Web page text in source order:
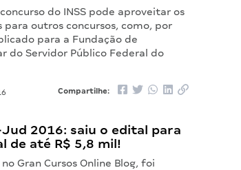
do INSS pode aproveitar os
outros concursos, como, por
para a Fundação de
do Servidor Público Federal do
Compartilhe:
2016: saiu o edital para
de até R$ 5,8 mil!
Gran Cursos Online Blog, foi